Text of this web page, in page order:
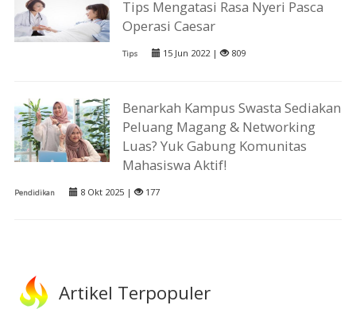
Tips Mengatasi Rasa Nyeri Pasca
Operasi Caesar
Tips 15 Jun 2022 | 809
Benarkah Kampus Swasta Sediakan
Peluang Magang & Networking
Luas? Yuk Gabung Komunitas
Mahasiswa Aktif!
Pendidikan 8 Okt 2025 | 177
Artikel Terpopuler